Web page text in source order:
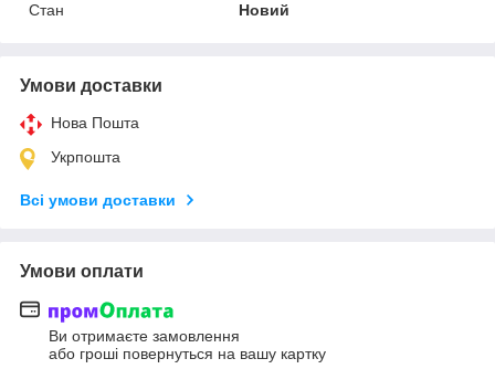
Стан
Новий
Умови доставки
Нова Пошта
Укрпошта
Всі умови доставки
Умови оплати
Ви отримаєте замовлення
або гроші повернуться на вашу картку